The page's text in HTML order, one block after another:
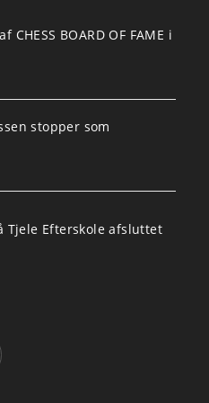
CHESS BOARD OF FAME i
stopper som
Tjele Efterskole afsluttet